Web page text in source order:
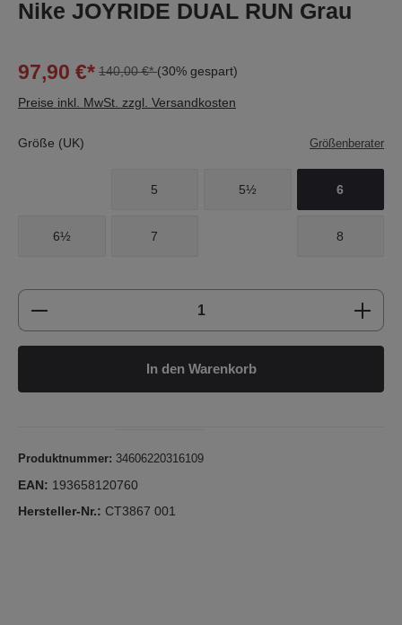
Nike JOYRIDE DUAL RUN Grau
97,90 €* 140,00 €*(30% gespart)
Preise inkl. MwSt. zzgl. Versandkosten
Größe (UK) Größenberater
5 5½ 6
6½ 7 8
Produkt Anzahl: Gib den gewünschten
In den Warenkorb
Produktnummer: 34606220316109
EAN: 193658120760
Hersteller-Nr.: CT3867 001